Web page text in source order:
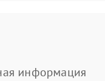
информация